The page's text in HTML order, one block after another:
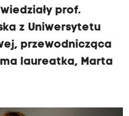
prof.
z Uniwersytetu
przewodnicząca
laureatka, Marta